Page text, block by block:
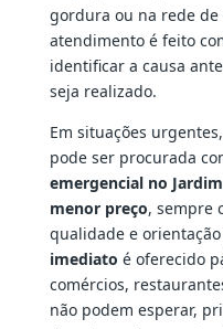
gordura ou na rede de
atendimento é feito
identificar a causa
seja realizado.
Em situações
pode ser procurada
emergencial no
menor preço, sempre
qualidade e
imediato é oferecido
comércios,
não podem esperar,